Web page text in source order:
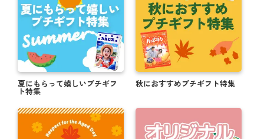
夏にもらって嬉しいプチギフ
ト特集
秋におすすめプチギフト特集